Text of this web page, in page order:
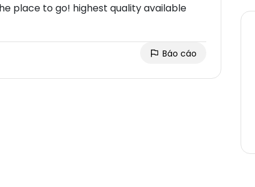
place to go! highest quality available
Báo cáo